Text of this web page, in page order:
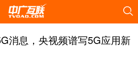
消息，央视频谱写5G应用新